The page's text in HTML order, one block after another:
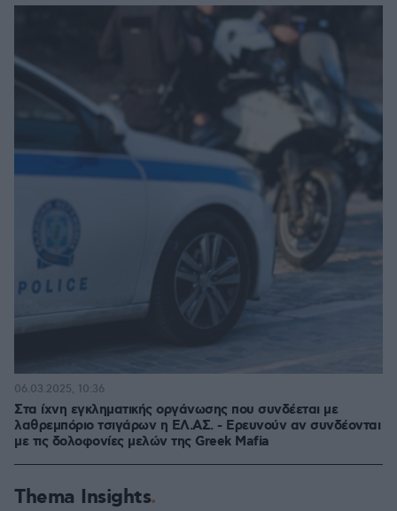
Στα ίχνη εγκληματικής οργάνωσης που συνδέεται με
λαθρεμπόριο τσιγάρων η ΕΛ.ΑΣ. - Ερευνούν αν συνδέονται
με τις δολοφονίες μελών της Greek Mafia
06.03.2025, 10:36
Thema Insights